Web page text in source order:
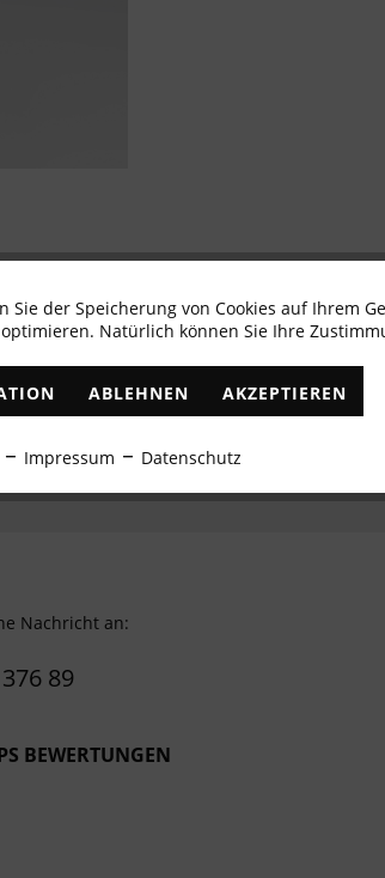
& 10% - Gutschein
Angebote ✓ Die aktuellsten Trends
Nachricht an:
89
BEWERTUNGEN
Sie der Speicherung von Cookies auf Ihrem
Natürlich können Sie Ihre
ABLEHNEN AKZEPTIEREN
Impressum Datenschutz